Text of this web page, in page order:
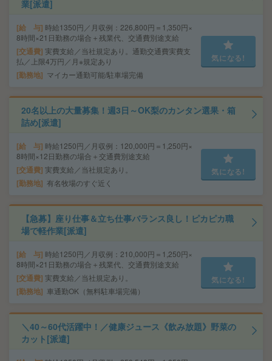
業[派遣]
給 与 時給1350円／月収例：226,800円＝1,350円×
8時間×21日勤務の場合＋残業代、交通費別途支給
交通費 実費支給／当社規定あり。通勤交通費実費支
払／上限4万円／月※規定あり
勤務地 マイカー通勤可能/駐車場完備
気になる!
20名以上の大量募集！週3日～OK梨のカンタン選果・箱
詰め[派遣]
給 与 時給1250円／月収例：120,000円＝1,250円×
8時間×12日勤務の場合＋交通費別途支給
交通費 実費支給／当社規定あり。
勤務地 有名牧場のすぐ近く
気になる!
【急募】座り仕事＆立ち仕事バランス良し！ピカピカ職
場で軽作業[派遣]
給 与 時給1250円／月収例：210,000円＝1,250円×
8時間×21日勤務の場合＋残業代、交通費別途支給
交通費 実費支給／当社規定あり。
勤務地 車通勤OK（無料駐車場完備）
気になる!
＼40～60代活躍中！／健康ジュース《飲み放題》野菜の
カット[派遣]